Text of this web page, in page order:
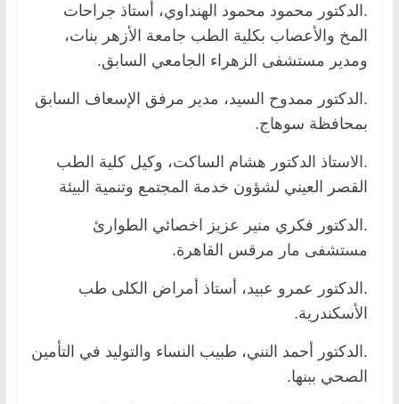
.الدكتور محمود محمود الهنداوي، أستاذ جراحات
المخ والأعصاب بكلية الطب جامعة الأزهر بنات،
ومدير مستشفى الزهراء الجامعي السابق.
.الدكتور ممدوح السيد، مدير مرفق الإسعاف السابق
بمحافظة سوهاج.
.الاستاذ الدكتور هشام الساكت، وكيل كلية الطب
القصر العيني لشؤون خدمة المجتمع وتنمية البيئة
.الدكتور فكري منير عزيز اخصائي الطوارئ
مستشفى مار مرقس القاهرة.
.الدكتور عمرو عبيد، أستاذ أمراض الكلى طب
الأسكندرية.
.الدكتور أحمد النني، طبيب النساء والتوليد في التأمين
الصحي ببنها.